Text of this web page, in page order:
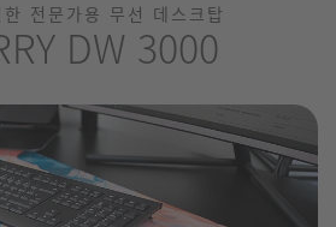
전문가용 무선 데스크탑
DW 3000